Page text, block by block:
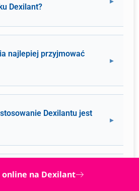
Dexilant?
najlepiej przyjmować
Dexilantu jest
zaczyna działać?
na Dexilant